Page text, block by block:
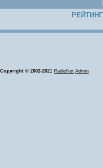
РЕЙТИНГ
Copyright © 2002-2021 RadioNet Admin